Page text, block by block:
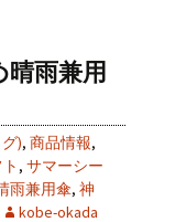
雨兼用
), 商品情報,
, サマーシー
雨兼用傘, 神
kobe-okada